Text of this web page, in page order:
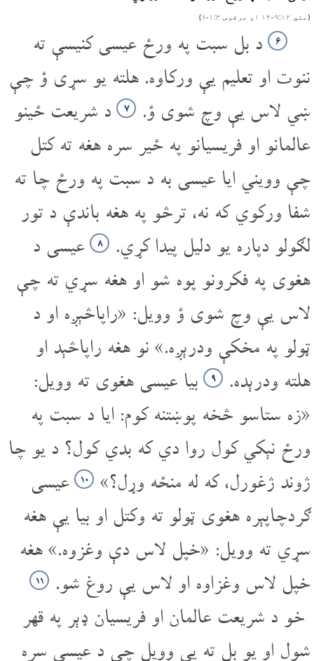
(متي ۱۲‏:‌۹‌‏-‌۱۴ او مرقوس ۳‏:‌۱‌‏-‌۶)
۶ د بل سبت په ورځ عیسی کنیسې ته
ننوت او تعلیم یې ورکاوه. هلته یو سړی ؤ چې
ښي لاس یې وچ شوی ؤ.
۷ د شریعت ځینو
عالمانو او فریسیانو په ځیر سره هغه ته کتل
چې وویني ایا عیسی به د سبت په ورځ چا ته
شفا ورکوي که نه، ترڅو په هغه باندې د تور
لګولو دپاره یو دلیل پیدا کړي.
۸ عیسی د
هغوی په فکرونو پوه شو او هغه سړي ته چې
لاس یې وچ شوی ؤ وویل: «راپاڅېږه او د
ټولو په مخکې ودرېږه.» نو هغه راپاڅېد او
هلته ودرېده.
۹ بیا عیسی هغوی ته وویل:
«زه ستاسو څخه پوښتنه کوم: ایا د سبت په
ورځ نېکي کول روا دي که بدي کول؟ د یو چا
ژوند ژغورل، که له منځه وړل؟»
۱۰ عیسی
ګردچاپېره هغوی ټولو ته وکتل او بیا یې هغه
سړي ته وویل: «خپل لاس دې وغزوه.» هغه
خپل لاس وغزاوه او لاس یې روغ شو.
۱۱
خو د شریعت عالمان او فریسیان ډېر په قهر
شول او یو بل ته یې وویل چې د عیسی سره